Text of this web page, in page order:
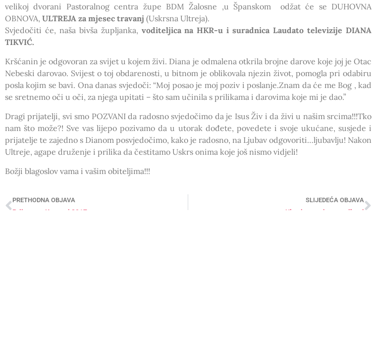
velikoj dvorani Pastoralnog centra župe BDM Žalosne ,u Španskom odžat će se DUHOVNA
OBNOVA, ULTREJA za mjesec travanj (Uskrsna Ultreja).
Svjedočiti će, naša bivša župljanka, voditeljica na HKR-u i suradnica Laudato televizije DIANA
TIKVIĆ.
Kršćanin je odgovoran za svijet u kojem živi. Diana je odmalena otkrila brojne darove koje joj je Otac
Nebeski darovao. Svijest o toj obdarenosti, u bitnom je oblikovala njezin život, pomogla pri odabiru
posla kojim se bavi. Ona danas svjedoči: “Moj posao je moj poziv i poslanje.Znam da će me Bog , kad
se sretnemo oči u oči, za njega upitati – što sam učinila s prilikama i darovima koje mi je dao.”
Dragi prijatelji, svi smo POZVANI da radosno svjedočimo da je Isus Živ i da živi u našim srcima!!!Tko
nam što može?! Sve vas lijepo pozivamo da u utorak dođete, povedete i svoje ukućane, susjede i
prijatelje te zajedno s Dianom posvjedočimo, kako je radosno, na Ljubav odgovoriti…ljubavlju! Nakon
Ultreje, agape druženje i prilika da čestitamo Uskrs onima koje još nismo vidjeli!
Božji blagoslov vama i vašim obiteljima!!!
PRETHODNA OBJAVA
Prijave za Krapanj 2017
SLIJEDEĆA OBJAVA
Ultreja za mjesec svibanj